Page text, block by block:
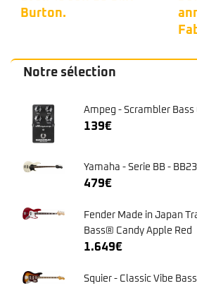
Fabrication Japon.
Notre sélection
Ampeg - Scrambler Bass
139€
Yamaha - Serie BB -
479€
Fender Made in Japan
Bass® Candy Apple Red
1.649€
Squier - Classic Vibe